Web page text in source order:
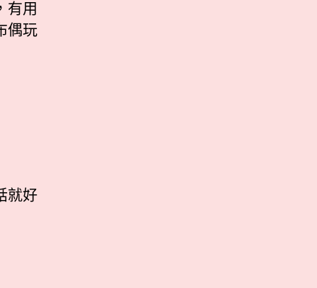
有用
偶玩
就好